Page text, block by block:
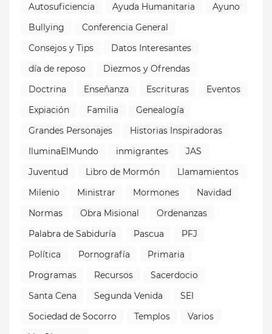
Autosuficiencia
Ayuda Humanitaria
Ayuno
Bullying
Conferencia General
Consejos y Tips
Datos Interesantes
día de reposo
Diezmos y Ofrendas
Doctrina
Enseñanza Escrituras
Eventos
Expiación
Familia
Genealogía
Grandes Personajes
Historias Inspiradoras
IluminaElMundo
inmigrantes
JAS
Juventud
Libro de Mormón
Llamamientos
Milenio
Ministrar Mormones
Navidad
Normas
Obra Misional
Ordenanzas
Palabra de Sabiduría
Pascua
PFJ
Política
Pornografía
Primaria
Programas
Recursos
Sacerdocio
Santa Cena
Segunda Venida
SEI
Sociedad de Socorro
Templos
Varios